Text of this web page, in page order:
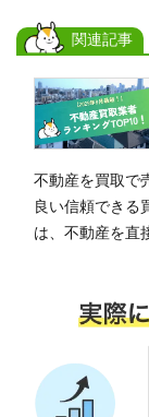
関連記事
不動産を買取で
良い信頼できる
は、不動産を直